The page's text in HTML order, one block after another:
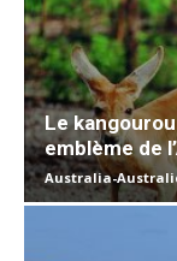
Le
emblème de
Australia-